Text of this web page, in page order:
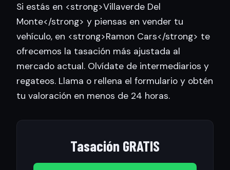
Si estás en <strong>Villaverde Del
Monte</strong> y piensas en vender tu
vehículo, en <strong>Ramon Cars</strong> te
ofrecemos la tasación más ajustada al
mercado actual. Olvídate de intermediarios y
regateos. Llama o rellena el formulario y obtén
tu valoración en menos de 24 horas.
Tasación GRATIS